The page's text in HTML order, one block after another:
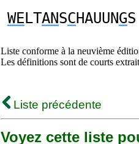
WE LTANSCHAUUNGS
Liste conforme à la neuvième
Les définitions sont de courts
Liste précédente
Voyez cette liste